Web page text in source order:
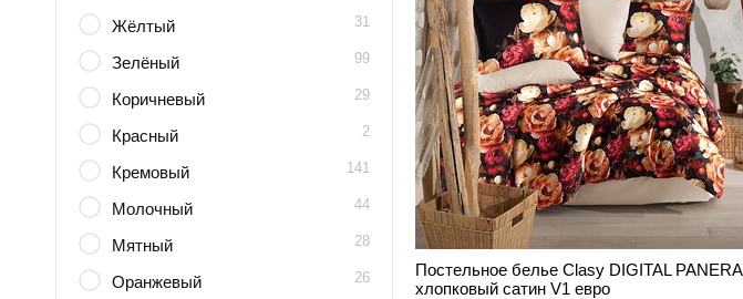
Жёлтый 31
Зелёный 99
Коричневый 29
Красный 2
Кремовый 141
Молочный 44
Мятный 28
Оранжевый 26
Постельное белье Clasy DIGITAL PANERA
хлопковый сатин V1 евро